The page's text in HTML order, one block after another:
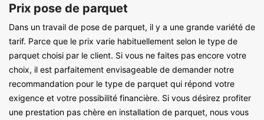
Prix pose de parquet
Dans un travail de pose de parquet, il y a une grande variété de
tarif. Parce que le prix varie habituellement selon le type de
parquet choisi par le client. Si vous ne faites pas encore votre
choix, il est parfaitement envisageable de demander notre
recommandation pour le type de parquet qui répond votre
exigence et votre possibilité financière. Si vous désirez profiter
une prestation pas chère en installation de parquet, nous vous